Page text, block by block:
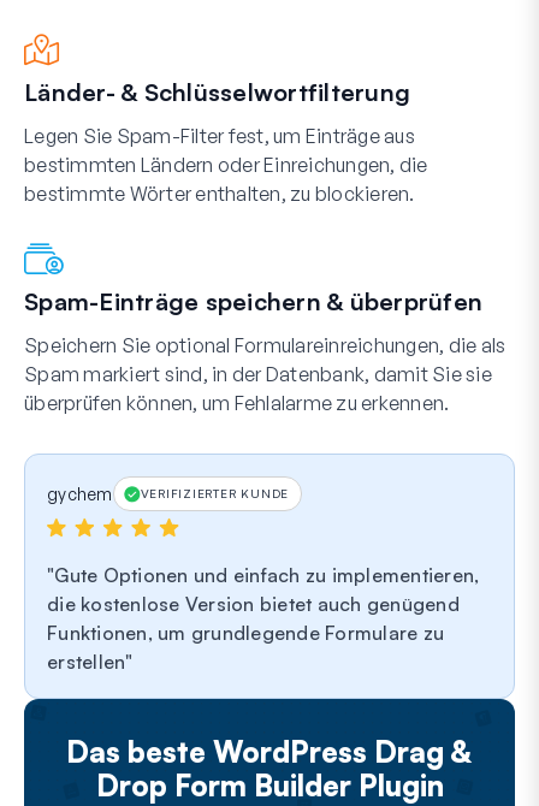
Länder- & Schlüsselwortfilterung
Legen Sie Spam-Filter fest, um Einträge aus
bestimmten Ländern oder Einreichungen, die
bestimmte Wörter enthalten, zu blockieren.
Spam-Einträge speichern & überprüfen
Speichern Sie optional Formulareinreichungen, die als
Spam markiert sind, in der Datenbank, damit Sie sie
überprüfen können, um Fehlalarme zu erkennen.
gychem VERIFIZIERTER KUNDE
Gute Optionen und einfach zu implementieren,
die kostenlose Version bietet auch genügend
Funktionen, um grundlegende Formulare zu
erstellen
Das beste WordPress Drag &
Drop Form Builder Plugin